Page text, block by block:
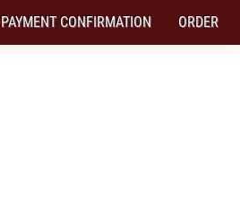
PAYMENT CONFIRMATION ORDER